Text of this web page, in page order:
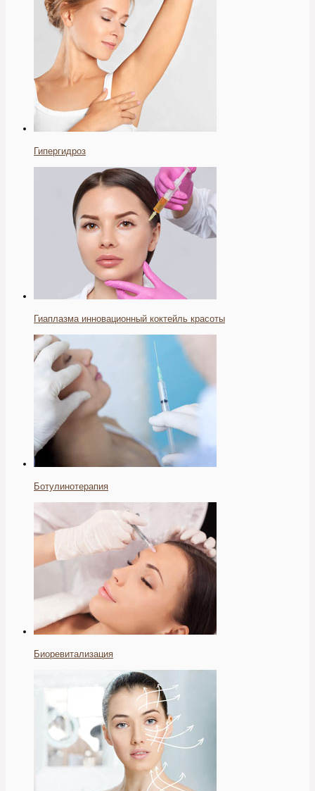
Гипергидроз
Гиаплазма инновационный коктейль красоты
Ботулинотерапия
Биоревитализация